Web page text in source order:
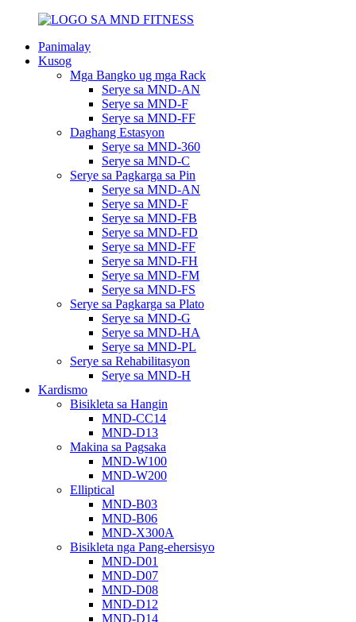
Panimalay
Kusog
Mga Bangko ug mga Rack
Serye sa MND-AN
Serye sa MND-F
Serye sa MND-FF
Daghang Estasyon
Serye sa MND-360
Serye sa MND-C
Serye sa Pagkarga sa Pin
Serye sa MND-AN
Serye sa MND-F
Serye sa MND-FB
Serye sa MND-FD
Serye sa MND-FF
Serye sa MND-FH
Serye sa MND-FM
Serye sa MND-FS
Serye sa Pagkarga sa Plato
Serye sa MND-G
Serye sa MND-HA
Serye sa MND-PL
Serye sa Rehabilitasyon
Serye sa MND-H
Kardismo
Bisikleta sa Hangin
MND-CC14
MND-D13
Makina sa Pagsaka
MND-W100
MND-W200
Elliptical
MND-B03
MND-B06
MND-X300A
Bisikleta nga Pang-ehersisyo
MND-D01
MND-D07
MND-D08
MND-D12
MND-D14